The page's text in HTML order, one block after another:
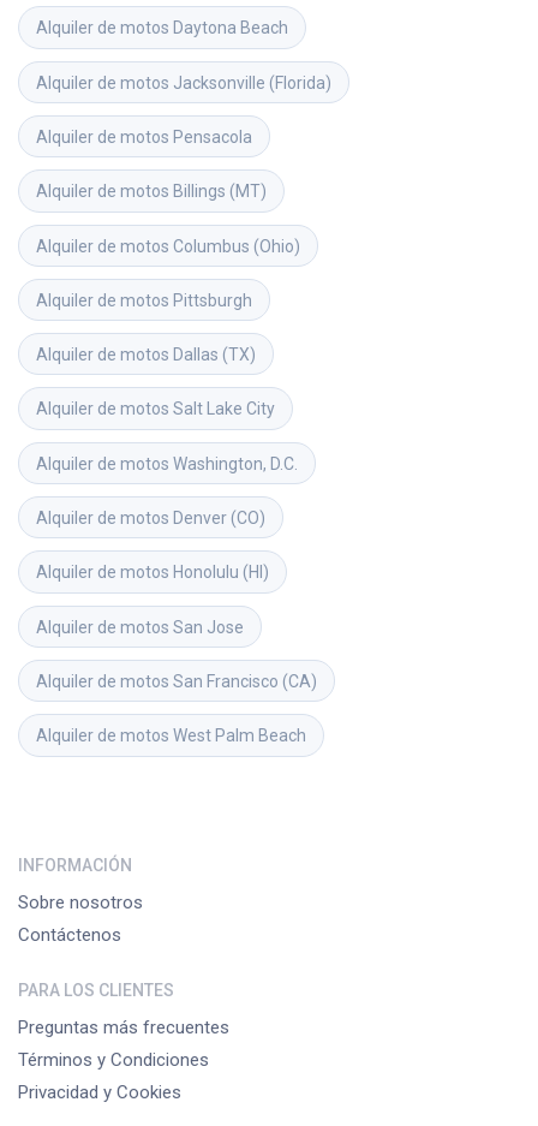
Alquiler de motos Daytona Beach
Alquiler de motos Jacksonville (Florida)
Alquiler de motos Pensacola
Alquiler de motos Billings (MT)
Alquiler de motos Columbus (Ohio)
Alquiler de motos Pittsburgh
Alquiler de motos Dallas (TX)
Alquiler de motos Salt Lake City
Alquiler de motos Washington, D.C.
Alquiler de motos Denver (CO)
Alquiler de motos Honolulu (HI)
Alquiler de motos San Jose
Alquiler de motos San Francisco (CA)
Alquiler de motos West Palm Beach
INFORMACIÓN
Sobre nosotros
Contáctenos
PARA LOS CLIENTES
Preguntas más frecuentes
Términos y Condiciones
Privacidad y Cookies